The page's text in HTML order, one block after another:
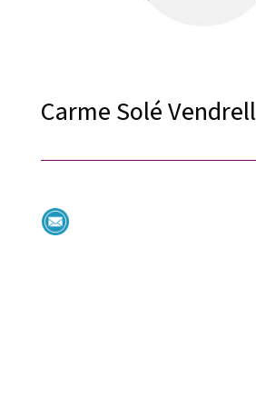
Carme Solé Vendrell